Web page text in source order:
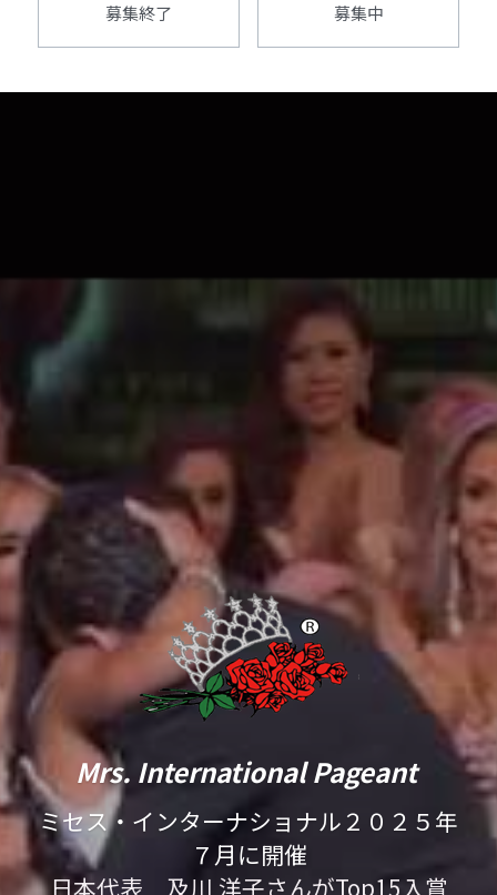
募集終了 募集中
Mrs. International Pageant
ミセス・インターナショナル２０２５年
７月に開催
日本代表　及川 洋子さんがTop15入賞